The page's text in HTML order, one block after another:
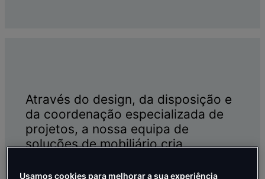
Através do design, da disposição e
da coordenação especializada de
projetos, a nossa equipa de
soluções de mobiliário cria
dão vida ao seu espaço.
Usamos cookies para melhorar a sua experiência